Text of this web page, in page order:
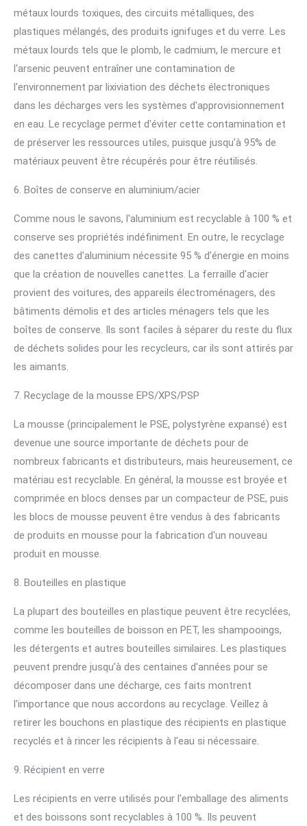
métaux lourds toxiques, des circuits métalliques, des
plastiques mélangés, des produits ignifuges et du verre. Les
métaux lourds tels que le plomb, le cadmium, le mercure et
l'arsenic peuvent entraîner une contamination de
l'environnement par lixiviation des déchets électroniques
dans les décharges vers les systèmes d'approvisionnement
en eau. Le recyclage permet d'éviter cette contamination et
de préserver les ressources utiles, puisque jusqu'à 95% de
matériaux peuvent être récupérés pour être réutilisés.
6. Boîtes de conserve en aluminium/acier
Comme nous le savons, l'aluminium est recyclable à 100 % et
conserve ses propriétés indéfiniment. En outre, le recyclage
des canettes d'aluminium nécessite 95 % d'énergie en moins
que la création de nouvelles canettes. La ferraille d'acier
provient des voitures, des appareils électroménagers, des
bâtiments démolis et des articles ménagers tels que les
boîtes de conserve. Ils sont faciles à séparer du reste du flux
de déchets solides pour les recycleurs, car ils sont attirés par
les aimants.
7. Recyclage de la mousse EPS/XPS/PSP
La mousse (principalement le PSE, polystyrène expansé) est
devenue une source importante de déchets pour de
nombreux fabricants et distributeurs, mais heureusement, ce
matériau est recyclable. En général, la mousse est broyée et
comprimée en blocs denses par un compacteur de PSE, puis
les blocs de mousse peuvent être vendus à des fabricants
de produits en mousse pour la fabrication d'un nouveau
produit en mousse.
8. Bouteilles en plastique
La plupart des bouteilles en plastique peuvent être recyclées,
comme les bouteilles de boisson en PET, les shampooings,
les détergents et autres bouteilles similaires. Les plastiques
peuvent prendre jusqu'à des centaines d'années pour se
décomposer dans une décharge, ces faits montrent
l'importance que nous accordons au recyclage. Veillez à
retirer les bouchons en plastique des récipients en plastique
recyclés et à rincer les récipients à l'eau si nécessaire.
9. Récipient en verre
Les récipients en verre utilisés pour l'emballage des aliments
et des boissons sont recyclables à 100 %. Ils peuvent